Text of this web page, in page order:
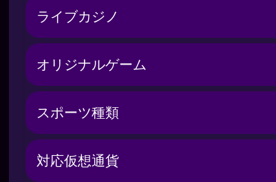
ライブカジノ
オリジナルゲーム
スポーツ種類
対応仮想通貨